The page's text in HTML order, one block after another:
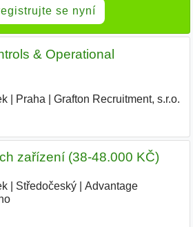
se nyní
& Operational
| Praha Grafton Recruitment, s.r.o.
zařízení (38-48.000 KČ)
| Středočeský|
Advantage